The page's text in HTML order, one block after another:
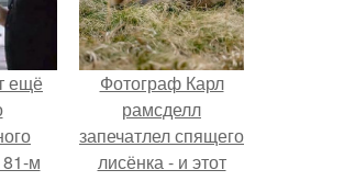
ещё
81-м
Фотограф Карл
рамсделл
запечатлел спящего
лисёнка - и этот